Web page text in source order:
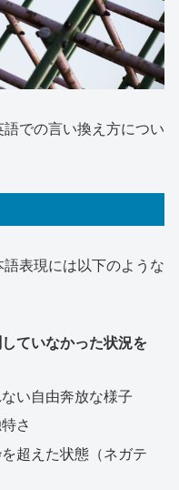
語での言い換え方につい
語表現には以下のような
ていなかった状況を
い自由奔放な様子
さ
超えた状態（ネガテ